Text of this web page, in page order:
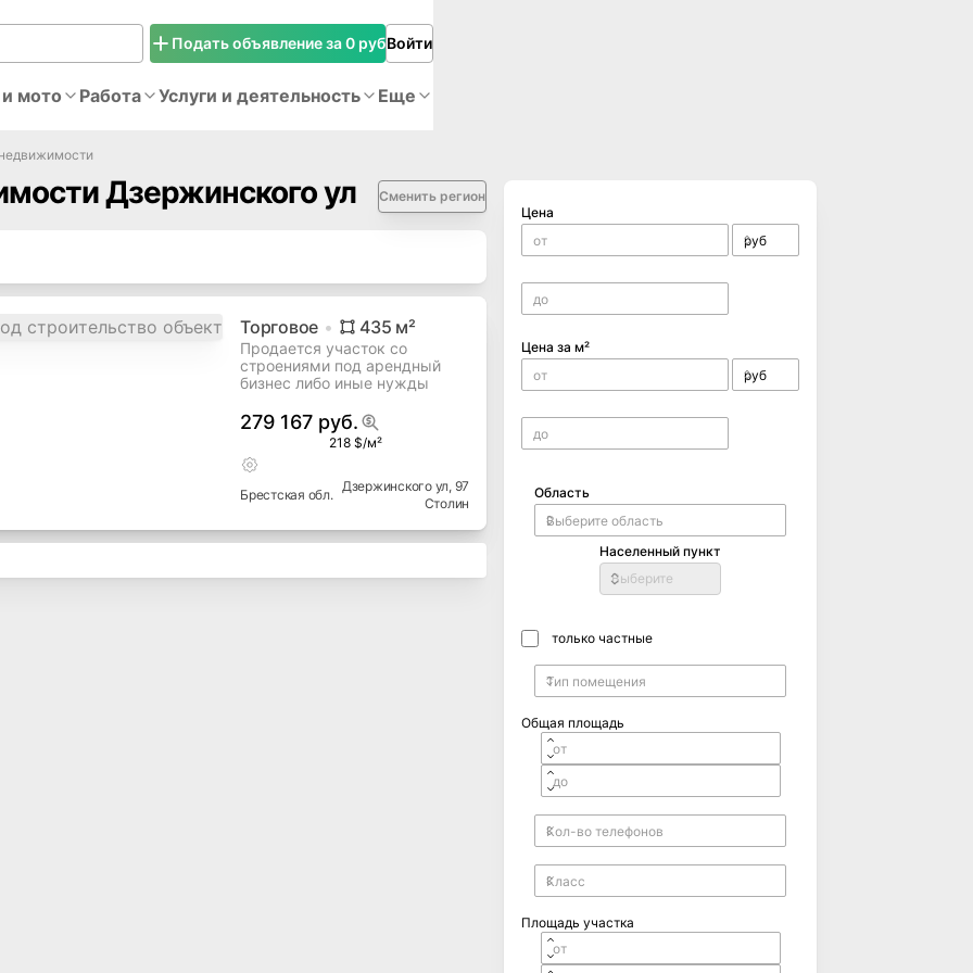
Подать объявление за 0 рубВойти
мото Работа Услуги и деятельность Еще
Дзержинского ул Сменить регион
Торговое 435 м²
Продается участок со
строениями под арендный
бизнес либо иные нужды
279 167 руб.
218 $/м²
Брестская обл.
Дзержинского ул, 97
Столин
Цена
Цена за м²
Область
Населенный пункт
Выберите
только частные
Общая площадь
Площадь участка